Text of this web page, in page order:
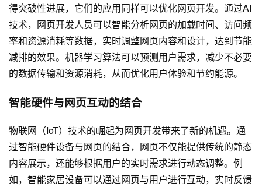
得突破性进展，它们的应用同样可以优化网页开发。通过AI
技术，网页开发人员可以智能分析网页的加载时间、访问频
率和资源消耗等数据，实时调整网页内容和设计，达到节能
减排的效果。机器学习算法可以预测用户需求，减少不必要
的数据传输和资源消耗，从而优化用户体验和节约能源。
智能硬件与网页互动的结合
物联网（IoT）技术的崛起为网页开发带来了新的机遇。通
过智能硬件设备与网页的结合，网页不仅能提供传统的静态
内容展示，还能够根据用户的实时需求进行动态调整。例
如，智能家居设备可以通过网页与用户进行互动，实时反馈